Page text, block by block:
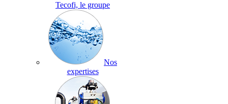
Tecofi, le groupe
Nos
expertises